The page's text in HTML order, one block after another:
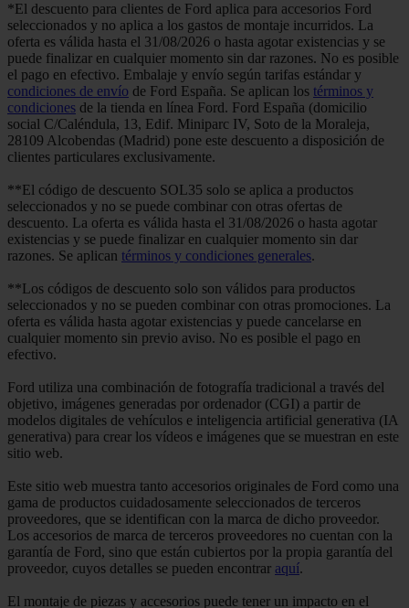
*El descuento para clientes de Ford aplica para accesorios Ford
seleccionados y no aplica a los gastos de montaje incurridos. La
oferta es válida hasta el 31/08/2026 o hasta agotar existencias y se
puede finalizar en cualquier momento sin dar razones. No es posible
el pago en efectivo. Embalaje y envío según tarifas estándar y
condiciones de envío de Ford España. Se aplican los términos y
condiciones de la tienda en línea Ford. Ford España (domicilio
social C/Caléndula, 13, Edif. Miniparc IV, Soto de la Moraleja,
28109 Alcobendas (Madrid) pone este descuento a disposición de
clientes particulares exclusivamente.
**El código de descuento SOL35 solo se aplica a productos
seleccionados y no se puede combinar con otras ofertas de
descuento. La oferta es válida hasta el 31/08/2026 o hasta agotar
existencias y se puede finalizar en cualquier momento sin dar
razones. Se aplican términos y condiciones generales.
**Los códigos de descuento solo son válidos para productos
seleccionados y no se pueden combinar con otras promociones. La
oferta es válida hasta agotar existencias y puede cancelarse en
cualquier momento sin previo aviso. No es posible el pago en
efectivo.
Ford utiliza una combinación de fotografía tradicional a través del
objetivo, imágenes generadas por ordenador (CGI) a partir de
modelos digitales de vehículos e inteligencia artificial generativa (IA
generativa) para crear los vídeos e imágenes que se muestran en este
sitio web.
Este sitio web muestra tanto accesorios originales de Ford como una
gama de productos cuidadosamente seleccionados de terceros
proveedores, que se identifican con la marca de dicho proveedor.
Los accesorios de marca de terceros proveedores no cuentan con la
garantía de Ford, sino que están cubiertos por la propia garantía del
proveedor, cuyos detalles se pueden encontrar aquí.
El montaje de piezas y accesorios puede tener un impacto en el